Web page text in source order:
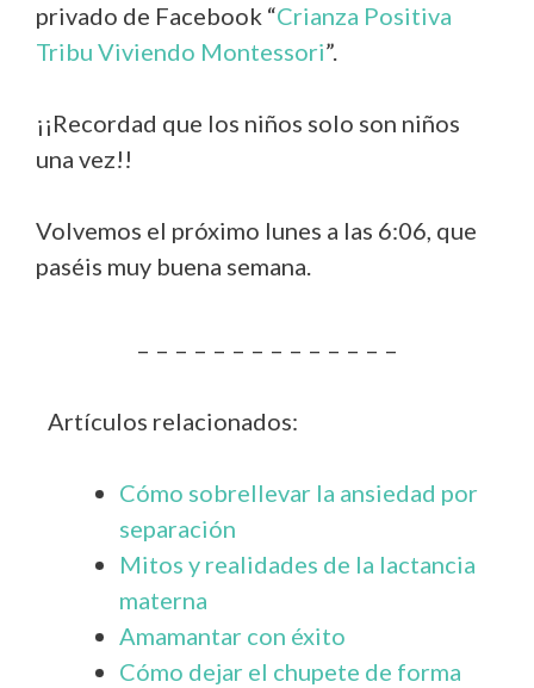
privado de Facebook “Crianza Positiva
Tribu Viviendo Montessori”.
¡¡Recordad que los niños solo son niños
una vez!!
Volvemos el próximo lunes a las 6:06, que
paséis muy buena semana.
– – – – – – – – – – – – – –
Artículos relacionados:
Cómo sobrellevar la ansiedad por
separación
Mitos y realidades de la lactancia
materna
Amamantar con éxito
Cómo dejar el chupete de forma